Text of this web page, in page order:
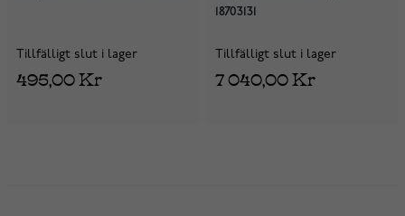
Tillfälligt slut i lager
495,00 Kr
18703131
Tillfälligt slut i lager
7 040,00 Kr